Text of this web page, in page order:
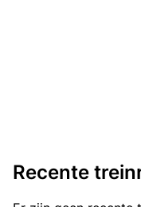
Recente